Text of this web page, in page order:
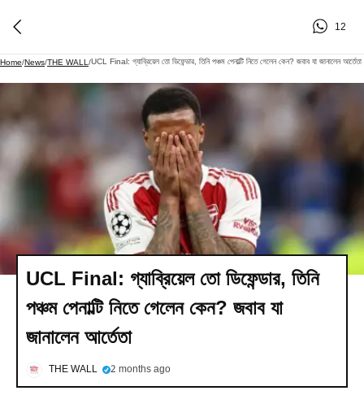
12
Home/News/THE WALL /UCL Final: গ্যাব্রিয়েল তো ডিফেন্ডার, তিনি পঞ্চম পেনাল্টি নিতে গেলেন কেন? জবাব যা জানালেন আর্তেতা
UCL Final: গ্যাব্রিয়েল তো ডিফেন্ডার, তিনি
পঞ্চম পেনাল্টি নিতে গেলেন কেন? জবাব যা
জানালেন আর্তেতা
THE WALL 2 months ago